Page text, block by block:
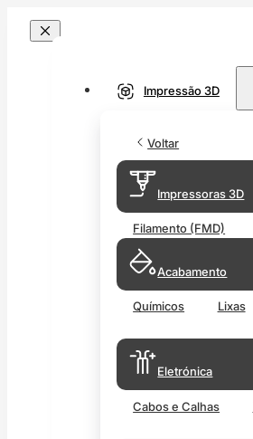
Impressão 3D
Voltar
Impressoras 3D
Filamento (FMD)
Acabamento
Químicos Lixas
Eletrónica
Cabos e Calhas